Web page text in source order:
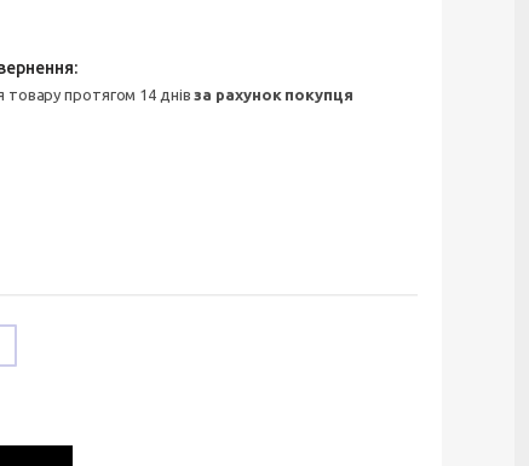
товару протягом 14 днівза рахунок покупця